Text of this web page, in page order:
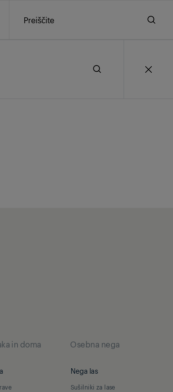
Preiščite
in doma Osebna nega
Nega las
Sušilniki za lase